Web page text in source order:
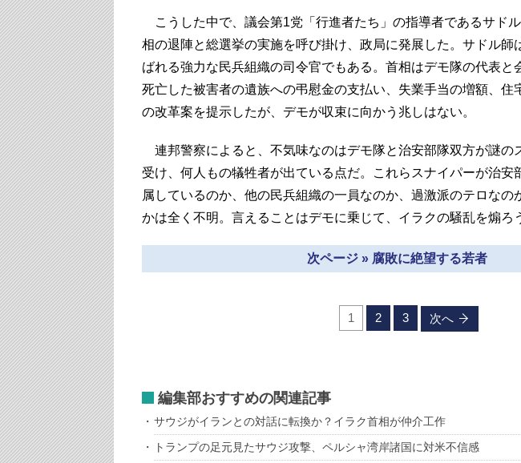
こうした中で、議会第1党「行進者たち」の指導者であるサド
相の退陣と総選挙の実施を呼び掛け、政局に発展した。サドル師
ばれる強力な民兵組織の司令官でもある。首相はデモ隊の代表と
死亡した被害者の遺族への弔慰金の支払い、失業手当の増額、住
の改革案を提示したが、デモが収束に向かう兆しはない。
連邦警察によると、不気味なのはデモ隊と治安部隊双方が謎の
受け、何人もの犠牲者が出ている点だ。これらスナイパーが治安
属しているのか、他の民兵組織の一員なのか、過激派のテロなの
かは全く不明。言えることはデモに乗じて、イラクの騒乱を煽ろ
次ページ » 腐敗に絶望する若者
1 2 3 次へ
編集部おすすめの関連記事
サウジがイランとの対話に転換か？イラク首相が仲介工作
トランプの足元見たサウジ攻撃、ペルシャ湾岸諸国に対米不信感